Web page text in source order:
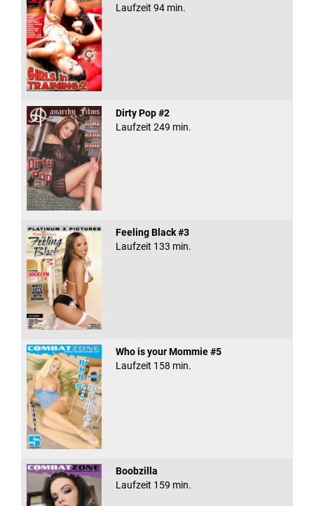
Laufzeit 94 min.
Dirty Pop #2
Laufzeit 249 min.
Feeling Black #3
Laufzeit 133 min.
Who is your Mommie #5
Laufzeit 158 min.
Boobzilla
Laufzeit 159 min.